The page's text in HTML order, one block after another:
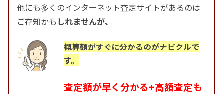
他にも多くのインターネット査定サイトがあるのは
ご存知かも しれませんが、
概算額がすぐに分かるのがナビクルで
す。
査定額が早く分かる+高額査定も